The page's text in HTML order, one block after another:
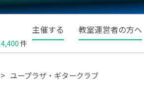
4,400 件
主催する 教室運営者の方へ
ユープラザ・ギタークラブ